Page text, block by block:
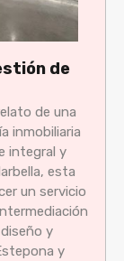
de
de una
inmobiliaria
integral y
esta
un servicio
y
y